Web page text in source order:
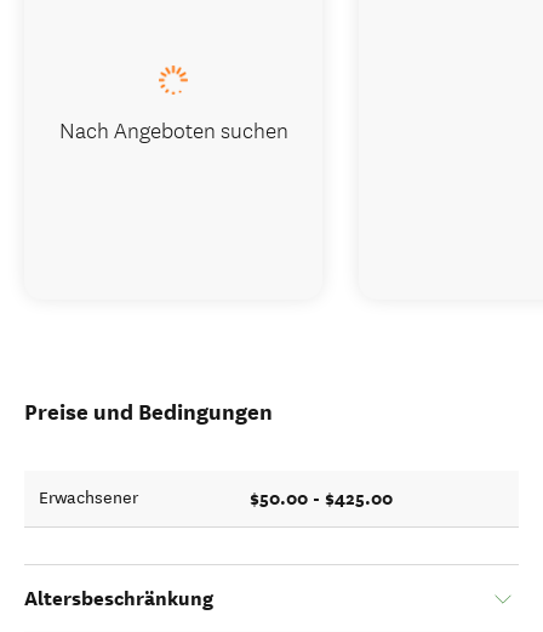
Preise und Bedingungen
Erwachsener $50.00 - $425.00
Altersbeschränkung
Nach Angeboten suchen